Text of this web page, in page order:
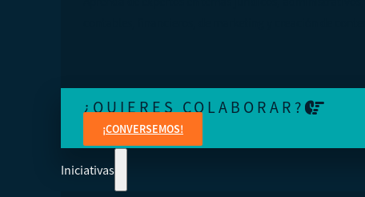
¿QUIERES COLABORAR?
¡CONVERSEMOS!
Iniciativas